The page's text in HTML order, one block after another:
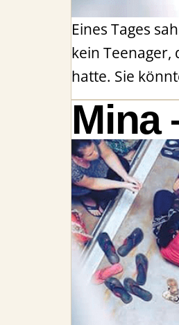
Eines Tages
kein
hatte. Sie
Mina